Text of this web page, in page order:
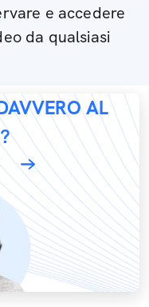
e accedere
da qualsiasi
AL